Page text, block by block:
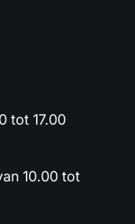
tot 17.00
10.00 tot